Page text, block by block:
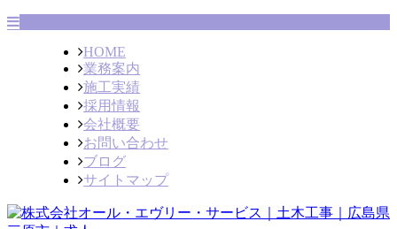
HOME
業務案内
施工実績
採用情報
会社概要
お問い合わせ
ブログ
サイトマップ